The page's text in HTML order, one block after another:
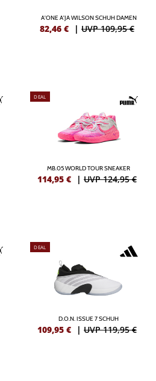
A'ONE A'JA WILSON SCHUH DAMEN
82,46 € | UVP 109,95 €
DEAL
MB.05 WORLD TOUR SNEAKER
114,95 € | UVP 124,95 €
DEAL
D.O.N. ISSUE 7 SCHUH
109,95 € | UVP 119,95 €